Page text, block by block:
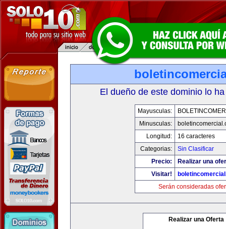
El dueño de este dominio lo
Mayusculas:
Minusculas:
Longitud:
16 caracteres
Categorias:
Sin Clasificar
Precio:
Realizar una
Visitar!
Serán consideradas
Realizar una Oferta